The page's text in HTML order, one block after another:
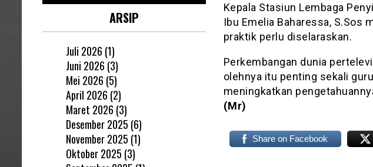
Kepala Stasiun Lembaga
Ibu Emelia Baharessa, S.Sos
praktik perlu diselaraskan.
Perkembangan dunia
olehnya itu penting sekali
meningkatkan
(Mr)
Share on Facebook
ARSIP
Juli 2026 (1)
Juni 2026 (3)
Mei 2026 (5)
April 2026 (2)
Maret 2026 (3)
Desember 2025 (6)
November 2025 (1)
Oktober 2025 (3)